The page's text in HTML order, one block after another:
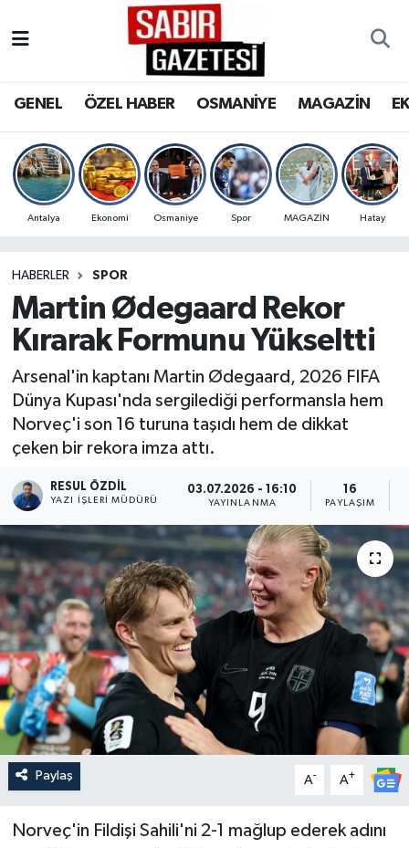
GENEL ÖZEL HABER OSMANİYE MAGAZİN
Antalya Ekonomi Osmaniye Spor MAGAZİN Hatay
HABERLER SPOR
Martin Ødegaard Rekor
Kırarak Formunu Yükseltti
Arsenal'in kaptanı Martin Ødegaard, 2026 FIFA
Dünya Kupası'nda sergilediği performansla hem
Norveç'i son 16 turuna taşıdı hem de dikkat
çeken bir rekora imza attı.
RESUL ÖZDIL
YAZI İŞLERI MÜDÜRÜ
03.07.2026 - 16:10
YAYINLANMA
16
PAYLAŞIM
Paylaş A- A+
Norveç'in Fildişi Sahili'ni 2-1 mağlup ederek adını
OSMANİYE
MAGAZİN
SPOR
RESMİ İLANLAR
Osmaniye Nöbetçi Eczaneler
Osmaniye Trafik Yoğunluk Haritası
Süper Lig Puan Durumu ve Fikstür
Son Dakika Haberleri
Haber Arşivi